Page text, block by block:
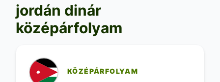
jordán dinár
középárfolyam
KÖZÉPÁRFOLYAM